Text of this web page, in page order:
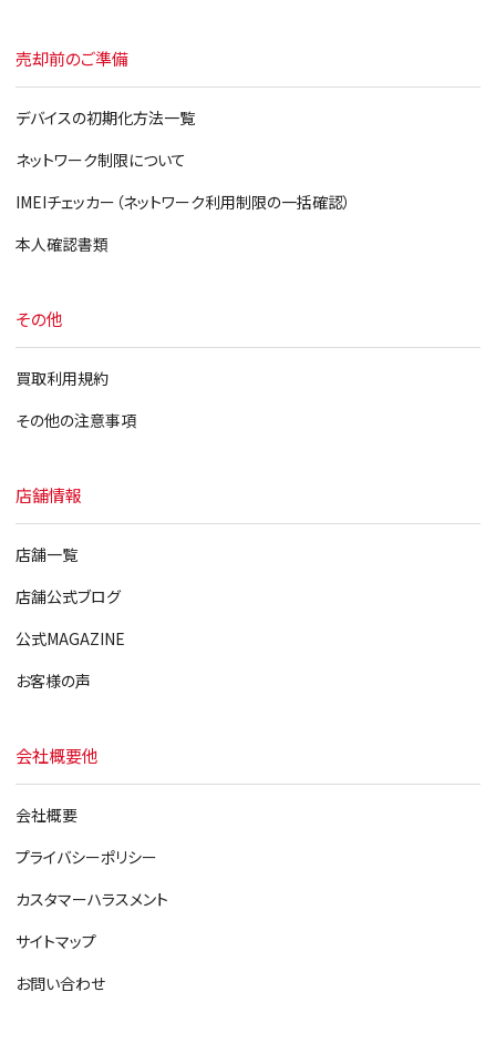
売却前のご準備
デバイスの初期化方法一覧
ネットワーク制限について
IMEIチェッカー（ネットワーク利用制限の一括確認）
本人確認書類
その他
買取利用規約
その他の注意事項
店舗情報
店舗一覧
店舗公式ブログ
公式MAGAZINE
お客様の声
会社概要他
会社概要
プライバシーポリシー
カスタマーハラスメント
サイトマップ
お問い合わせ